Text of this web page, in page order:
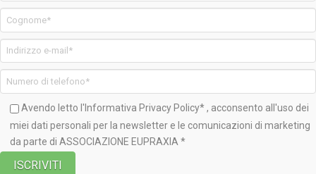
Avendo letto l'Informativa Privacy Policy*, acconsento all'uso dei
miei dati personali per la newsletter e le comunicazioni di marketing
da parte di ASSOCIAZIONE EUPRAXIA *